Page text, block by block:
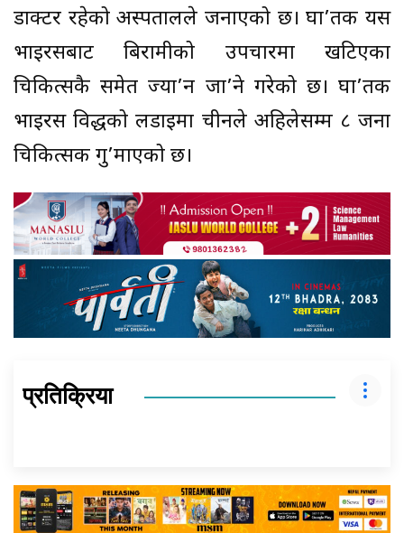
डाक्टर रहेको अस्पतालले जनाएको छ। घा’तक यस
भाइरसबाट बिरामीको उपचारमा खटिएका
चिकित्सकै समेत ज्या’न जा’ने गरेको छ। घा’तक
भाइरस विरुद्धको लडाइमा चीनले अहिलेसम्म ८ जना
चिकित्सक गु’माएको छ।
प्रतिक्रिया